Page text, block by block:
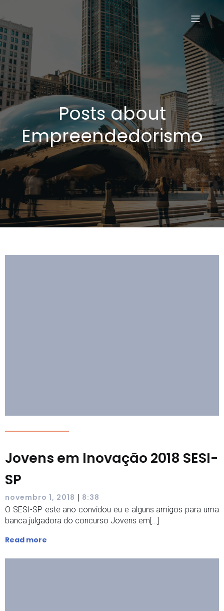
Posts about
Empreendedorismo
Jovens em Inovação 2018 SESI-
SP
novembro 1, 2018 | 8:38
O SESI-SP este ano convidou eu e alguns amigos para uma
banca julgadora do concurso Jovens em[…]
Read more